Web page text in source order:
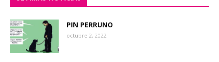
PIN PERRUNO
octubre 2, 2022